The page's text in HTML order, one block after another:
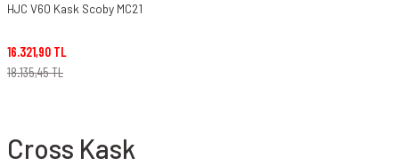
HJC V60 Kask Scoby MC21
16.321,90 TL
18.135,45 TL
Cross Kask